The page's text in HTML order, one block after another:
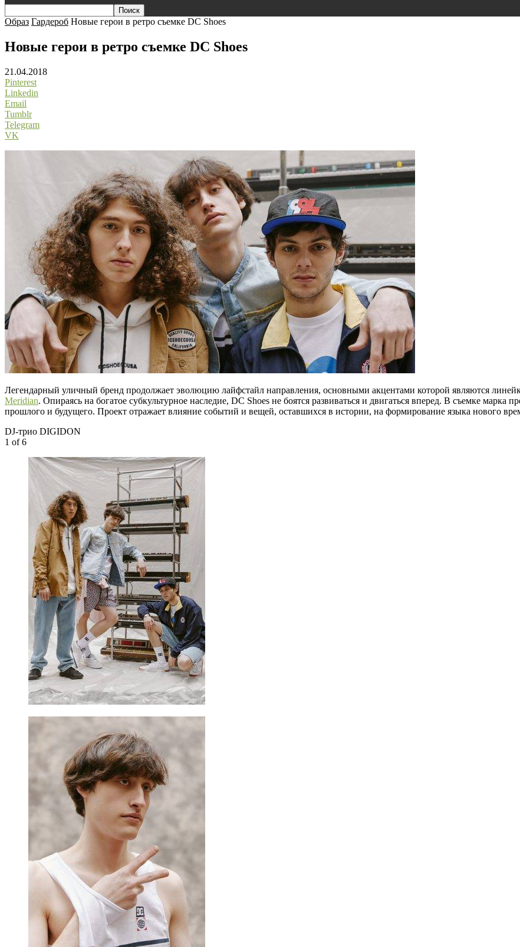
Образ Гардероб Новые герои в ретро съемке DC Shoes
Новые герои в ретро съемке DC Shoes
21.04.2018
Pinterest
Linkedin
Email
Tumblr
Telegram
VK
Легендарный уличный бренд продолжает эволюцию лайфстайл направления, основными акцентами которой являются
Meridian. Опираясь на богатое субкультурное наследие, DC Shoes не боятся развиваться и двигаться вперед. В съемке
прошлого и будущего. Проект отражает влияние событий и вещей, оставшихся в истории, на формирование языка нового
DJ-трио DIGIDON
1 of 6